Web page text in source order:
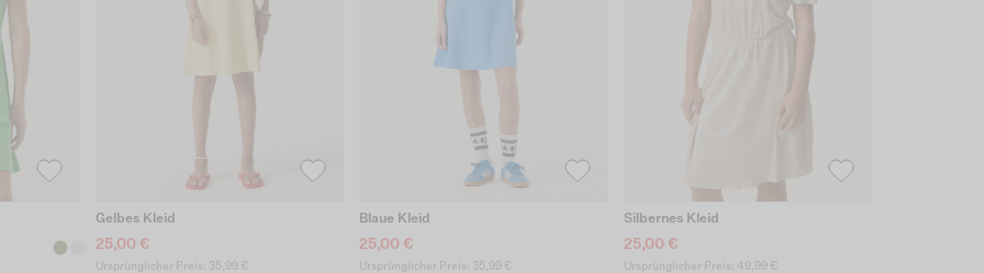
Gelbes Kleid
25,00 €
Ursprünglicher Preis: 35,99 €
Blaue Kleid
25,00 €
Ursprünglicher Preis: 35,99 €
Silbernes Kleid
25,00 €
Ursprünglicher Preis: 49,99 €